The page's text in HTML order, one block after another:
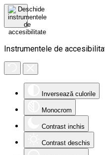
Instrumentele de
Inversează culorile
Monocrom
Contrast inchis
Contrast deschis